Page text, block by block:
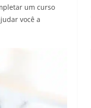
um curso
você a